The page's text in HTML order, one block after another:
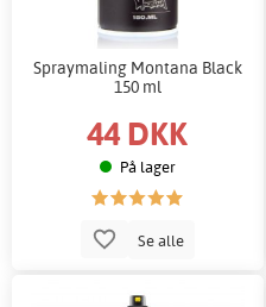
Spraymaling Montana Black
150 ml
44 DKK
På lager
Se alle